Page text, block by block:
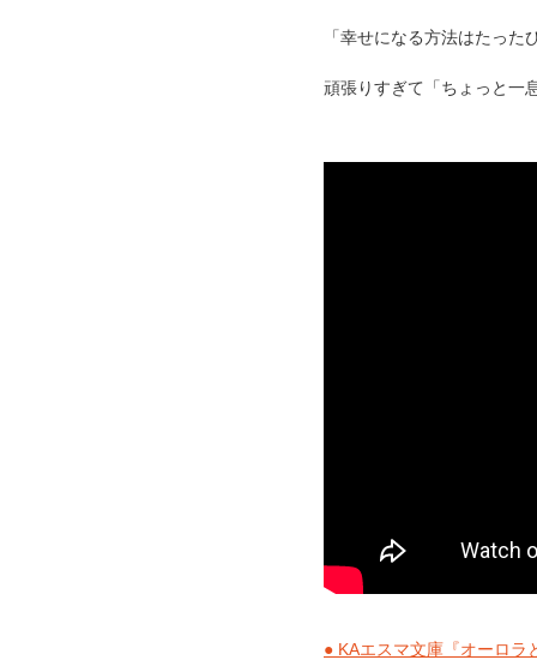
「幸せになる方法はたっ
頑張りすぎて「ちょっと一
● KAエスマ文庫『オーロラ